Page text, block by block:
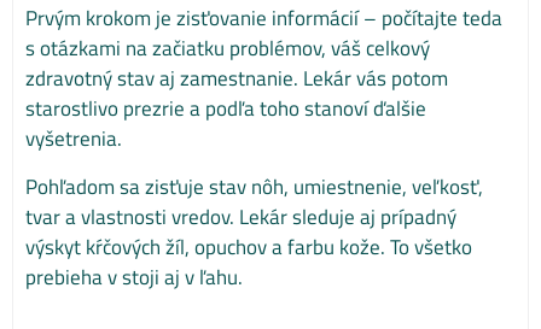
Prvým krokom je zisťovanie informácií – počítajte teda
s otázkami na začiatku problémov, váš celkový
zdravotný stav aj zamestnanie. Lekár vás potom
starostlivo prezrie a podľa toho stanoví ďalšie
vyšetrenia.
Pohľadom sa zisťuje stav nôh, umiestnenie, veľkosť,
tvar a vlastnosti vredov. Lekár sleduje aj prípadný
výskyt kŕčových žíl, opuchov a farbu kože. To všetko
prebieha v stoji aj v ľahu.